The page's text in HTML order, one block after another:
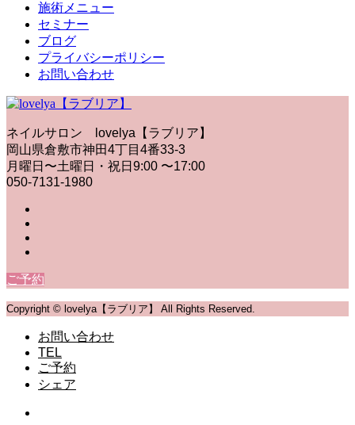
施術メニュー
セミナー
ブログ
プライバシーポリシー
お問い合わせ
ネイルサロン lovelya【ラブリア】
岡山県倉敷市神田4丁目4番33-3
月曜日〜土曜日・祝日9:00 〜17:00
050-7131-1980
ご予約
Copyright © lovelya【ラブリア】 All Rights Reserved.
お問い合わせ
TEL
ご予約
シェア